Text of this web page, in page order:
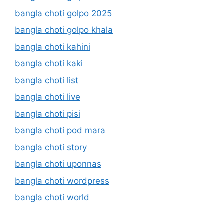
bangla choti golpo 2025
bangla choti golpo khala
bangla choti kahini
bangla choti kaki
bangla choti list
bangla choti live
bangla choti pisi
bangla choti pod mara
bangla choti story
bangla choti uponnas
bangla choti wordpress
bangla choti world